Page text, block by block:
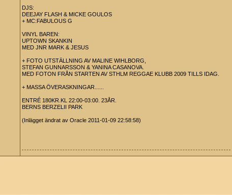
DJS:
DEEJAY FLASH & MICKE GOULOS
+ MC:FABULOUS G
VINYL BAREN:
UPTOWN SKANKIN
MED JNR MARK & JESUS
+ FOTO UTSTÄLLNING AV MALINE WIHLBORG,
STEFAN GUNNARSSON & YANINA CASANOVA.
MED FOTON FRÅN STARTEN AV STHLM REGGAE KLUBB 2009 TILLS IDAG.
+ MASSA ÖVERASKNINGAR......
ENTRÉ 180KR.KL 22:00-03:00. 23ÅR.
BERNS BERZELII PARK
(Inlägget ändrat av Oracle 2011-01-09 22:58:58)